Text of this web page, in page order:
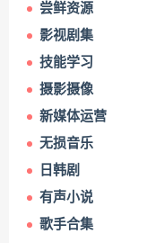
尝鲜资源
影视剧集
技能学习
摄影摄像
新媒体运营
无损音乐
日韩剧
有声小说
歌手合集